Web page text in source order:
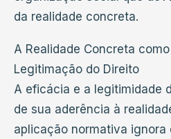
da realidade concreta.
A Realidade Concreta
Legitimação do Direito
A eficácia e a legitimidade
de sua aderência à
aplicação normativa